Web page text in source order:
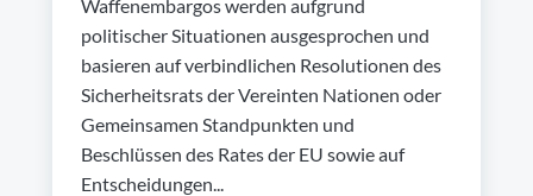
Waffenembargos werden aufgrund
politischer Situationen ausgesprochen und
basieren auf verbindlichen Resolutionen des
Sicherheitsrats der Vereinten Nationen oder
Gemeinsamen Standpunkten und
Beschlüssen des Rates der EU sowie auf
Entscheidungen...